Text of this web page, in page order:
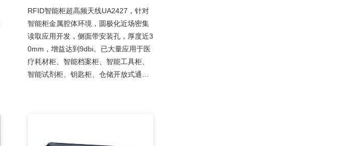
RFID智能柜超高频天线UA2427，针对
智能柜金属腔体环境，圆极化近场密集
读取应用开发，侧面带安装孔，厚度近3
0mm，增益达到9dbi。已大量应用于医
疗耗材柜、智能档案柜、智能工具柜、
智能试剂柜、钥匙柜、仓储开放式通道